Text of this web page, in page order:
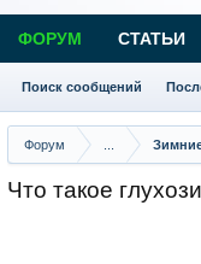
Форум
Что такое
ФОРУМ
Поиск сообщений
СТАТЬИ